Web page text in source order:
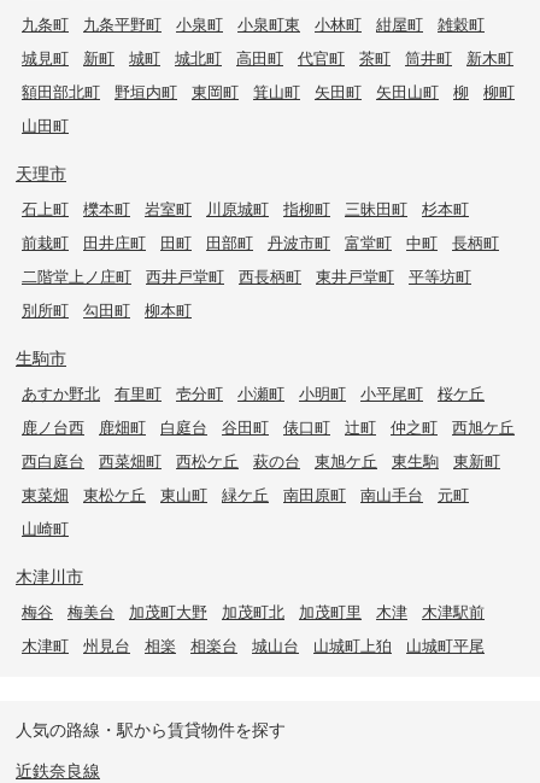
九条町
九条平野町 小泉町 小泉町東 小林町 紺屋町
雑穀町
城見町
新町 城町 城北町 高田町 代官町 茶町 筒井町
新木町
額田部北町
野垣内町 東岡町 箕山町 矢田町 矢田山町 柳
柳町
山田町
天理市
石上町 櫟本町 岩室町 川原城町 指柳町 三昧田町
杉本町
前栽町
田井庄町 田町 田部町 丹波市町 富堂町 中町
長柄町
二階堂上ノ庄町
西井戸堂町 西長柄町 東井戸堂町
平等坊町
別所町
勾田町 柳本町
生駒市
あすか野北 有里町 壱分町 小瀬町 小明町 小平尾町
桜ケ丘
鹿ノ台西
鹿畑町 白庭台 谷田町 俵口町 辻町 仲之町
西旭ケ丘
西白庭台
西菜畑町 西松ケ丘 萩の台 東旭ケ丘 東生駒
東新町
東菜畑
東松ケ丘 東山町 緑ケ丘 南田原町 南山手台
元町
山崎町
木津川市
梅谷 梅美台 加茂町大野 加茂町北 加茂町里 木津
木津駅前
木津町
州見台 相楽 相楽台 城山台 山城町上狛 山城町平尾
人気の路線・駅から賃貸物件を探す
近鉄奈良線